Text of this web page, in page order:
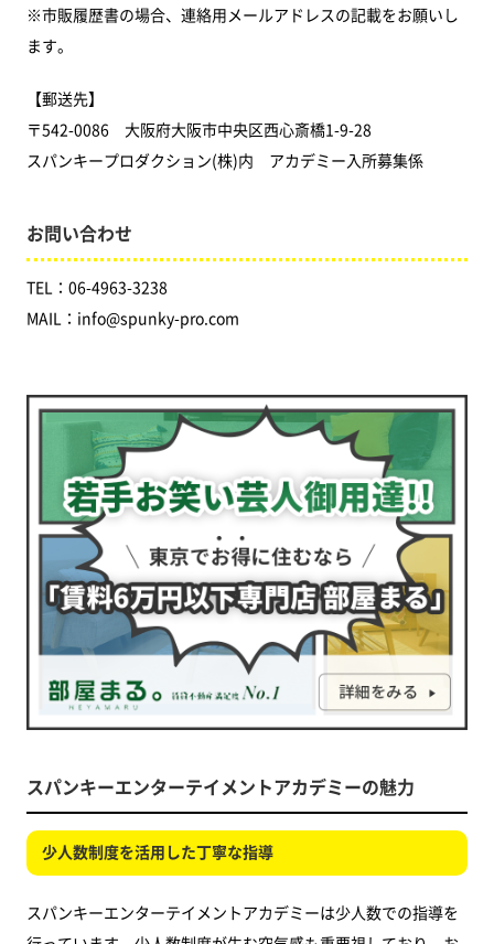
※市販履歴書の場合、連絡用メールアドレスの記載をお願いし
ます。
【郵送先】
〒542-0086 大阪府大阪市中央区西心斎橋1-9-28
スパンキープロダクション(株)内 アカデミー入所募集係
お問い合わせ
TEL：06-4963-3238
MAIL：info@spunky-pro.com
スパンキーエンターテイメントアカデミーの魅力
少人数制度を活用した丁寧な指導
スパンキーエンターテイメントアカデミーは少人数での指導を